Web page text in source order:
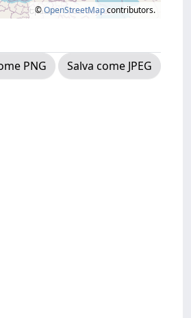
©OpenStreetMapcontributors.
PNG
Salva come JPEG